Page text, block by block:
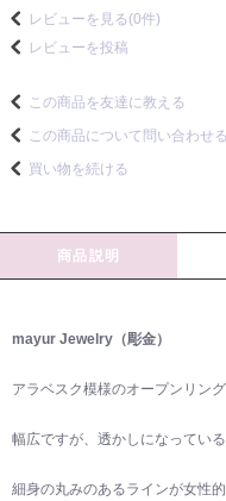
レビューを見る(0件)
レビューを投稿
この商品を友達に教える
この商品について問い合わせる
買い物を続ける
商品説明
mayur Jewelry（彫金）
アラベスク模様のオープンリング
幅広ですが、透かしになってい
細身の丸みのあるラインが女性